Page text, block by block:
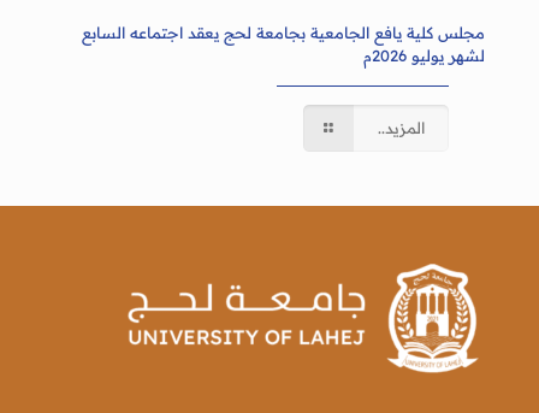
مجلس كلية يافع الجامعية بجامعة لحج يعقد اجتماعه السابع
لشهر يوليو 2026م
المزيد..